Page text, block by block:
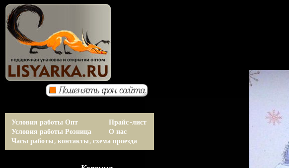
Условия работы Опт
Условия работы Розница
Прайс-лист
О нас
Часы работы, контакты, схема проезда